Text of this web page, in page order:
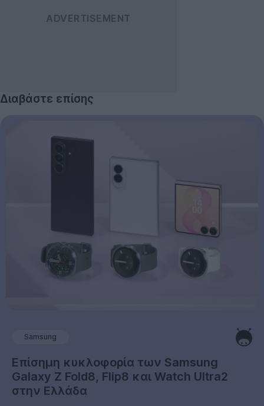
Διαβάστε επίσης
Samsung
Επίσημη κυκλοφορία των Samsung
Galaxy Z Fold8, Flip8 και Watch Ultra2
στην Ελλάδα